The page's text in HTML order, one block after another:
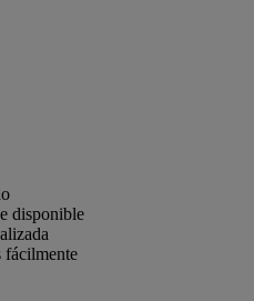
disponible
fácilmente